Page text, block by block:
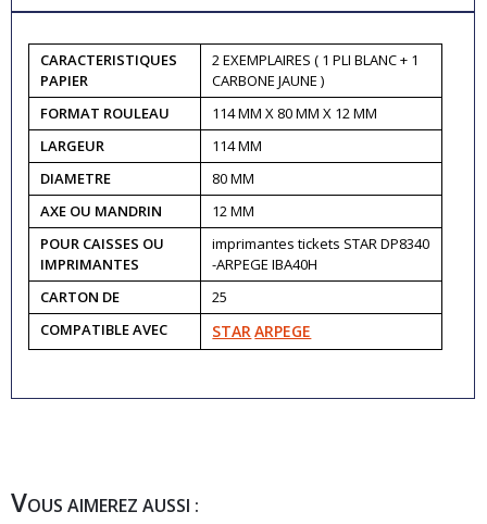
CARACTERISTIQUES
PAPIER
2 EXEMPLAIRES ( 1 PLI BLANC + 1
CARBONE JAUNE )
FORMAT ROULEAU
114 MM X 80 MM X 12 MM
LARGEUR
114 MM
DIAMETRE
80 MM
AXE OU MANDRIN
12 MM
POUR CAISSES OU
IMPRIMANTES
imprimantes tickets STAR DP8340
-ARPEGE IBA40H
CARTON DE
25
COMPATIBLE AVEC
STAR ARPEGE
VOUS AIMEREZ AUSSI :